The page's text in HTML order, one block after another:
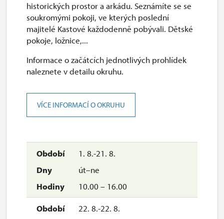
1. 10.-27. 10.
so–ne
28. 10.-28. 10.
11.00 – 15.00
út–pá
14.00, 15.00
so–ne
11.00 – 15.00
1. 8.-21. 8.
út–ne
10.00 – 16.00
22. 8.-22. 8.
historických prostor a arkádu. Seznámíte se se
soukromými pokoji, ve kterých poslední
majitelé Kastové každodenně pobývali. Dětské
pokoje, ložnice,...
Informace o začátcích jednotlivých prohlídek
naleznete v detailu okruhu.
VÍCE INFORMACÍ O OKRUHU